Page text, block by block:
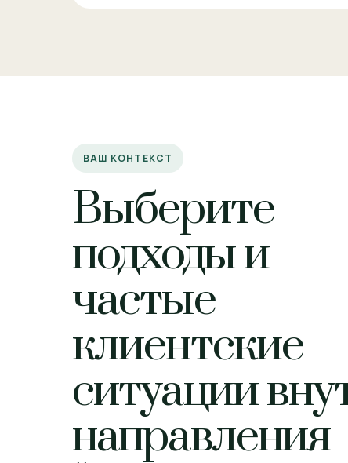
ВАШ КОНТЕКСТ
Выберите
подходы и
частые
клиентские
ситуации
направления